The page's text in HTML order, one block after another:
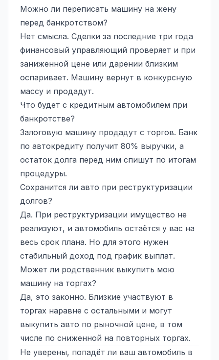
Можно ли переписать машину на жену
перед банкротством?
Нет смысла. Сделки за последние три года
финансовый управляющий проверяет и при
заниженной цене или дарении близким
оспаривает. Машину вернут в конкурсную
массу и продадут.
Что будет с кредитным автомобилем при
банкротстве?
Залоговую машину продадут с торгов. Банк
по автокредиту получит 80% выручки, а
остаток долга перед ним спишут по итогам
процедуры.
Сохранится ли авто при реструктуризации
долгов?
Да. При реструктуризации имущество не
реализуют, и автомобиль остаётся у вас на
весь срок плана. Но для этого нужен
стабильный доход под график выплат.
Может ли родственник выкупить мою
машину на торгах?
Да, это законно. Близкие участвуют в
торгах наравне с остальными и могут
выкупить авто по рыночной цене, в том
числе по сниженной на повторных торгах.
Не уверены, попадёт ли ваш автомобиль в